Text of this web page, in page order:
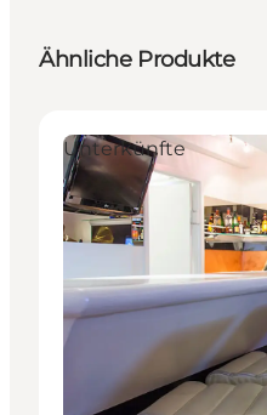
Ähnliche Produkte
Unterkünfte